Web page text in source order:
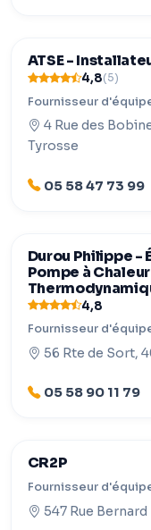
ATSE -
4,8(5)
Fournisseur
4 Rue des
Tyrosse
05 58 47 73 99
Durou Philippe
Pompe à
4,8
Fournisseur
56 Rte de Sort,
05 58 90 11 79
CR2P
Fournisseur
547 Rue